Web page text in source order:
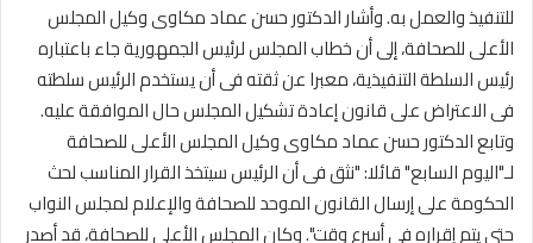
للتنفيذ والعمل به. وأشار الدكتور حسن عماد مكاوى وكيل المجلس
الأعلى للصحافة، إلى أن خطاب المجلس لرئيس الجمهورية جاء باعتباره
رئيس السلطة التنفيذية، معبرا عن ثقته فى أن يستخدم الرئيس سلطته
فى الاعتراض على قانون إعادة تشكيل المجلس حال الموافقة عليه.
وتابع الدكتور حسن عماد مكاوى وكيل المجلس الأعلى للصحافة
لـ"اليوم السابع" قائلا: "نثق فى أن الرئيس سيتخذ القرار المناسب لحث
الحكومة على إرسال القانون الموحد للصحافة والإعلام لمجلس النواب
حتى يتم إقراره فى أسرع وقت". وكان المجلس الأعلى للصحافة، قد أصدر